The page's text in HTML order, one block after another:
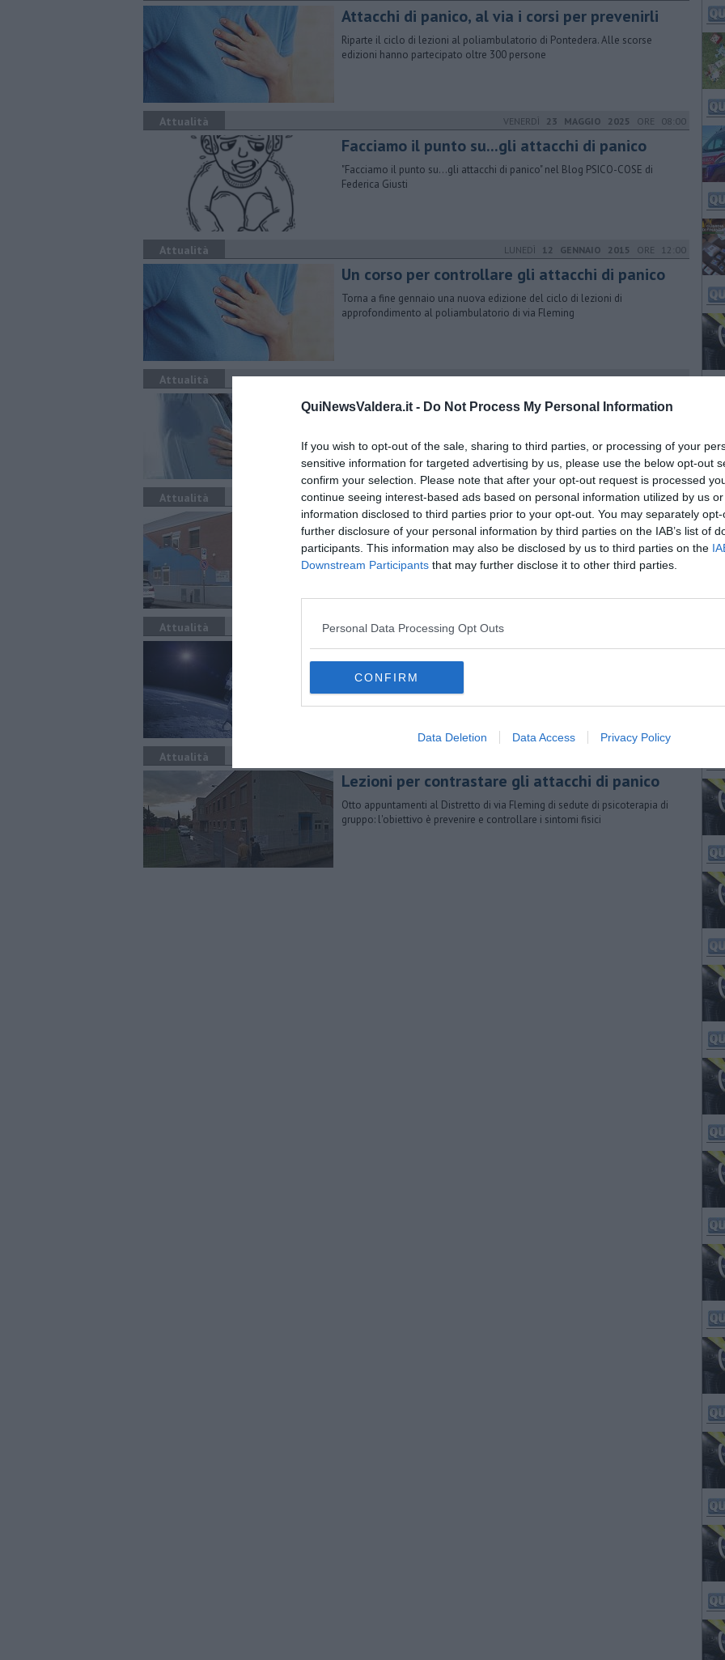
QuiNewsValdera.it - Do Not Process My Personal Information
If you wish to opt-out of the sale, sharing to third parties, or processing of your
sensitive information for targeted advertising by us, please use the below opt-out
confirm your selection. Please note that after your opt-out request is processed
continue seeing interest-based ads based on personal information utilized by us
information disclosed to third parties prior to your opt-out. You may separately
further disclosure of your personal information by third parties on the IAB’s list of
participants. This information may also be disclosed by us to third parties on the
Downstream Participants that may further disclose it to other third parties.
Personal Data Processing Opt Outs
CONFIRM
Data Deletion Data Access Privacy Policy
​Attacchi di panico, al via i corsi per prevenirli
Riparte il ciclo di lezioni al poliambulatorio di Pontedera. Alle scorse
edizioni hanno partecipato oltre 300 persone
Attualità VENERDÌ 23 MAGGIO 2025 ORE 08:00
Facciamo il punto su...gli attacchi di panico
"Facciamo il punto su...gli attacchi di panico" nel Blog PSICO-COSE di
Federica Giusti
Attualità LUNEDÌ 12 GENNAIO 2015 ORE 12:00
Un corso per controllare gli attacchi di panico
Torna a fine gennaio una nuova edizione del ciclo di lezioni di
approfondimento al poliambulatorio di via Fleming
Attualità SABATO29 APRILE 2017ORE 11:22
Il comportamento del ranocchio tanghero
di Maria Caruso
Attualità GIOVEDÌ14 MARZO 2024ORE 11:35
Un corso per affrontare gli attacchi di panico
Al poliambulatorio di via Fleming incontri dedicati alla psicoterapia di
gruppo per imparare le tecniche di gestione dei sintomi fisici
Attualità LUNEDÌ
L'astronauta
L'astronauta nel Blog RACCOLTE E PAESAGGI di Marco Celati
Attualità
Lezioni per contrastare gli attacchi di panico
Otto appuntamenti al Distretto di via Fleming di sedute di psicoterapia di
gruppo: l'obiettivo è prevenire e controllare i sintomi fisici